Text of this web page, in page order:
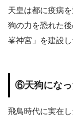
天皇は都に疫病
狗の力を恐れた
峯神宮」を建設し
⑥天狗になっ
飛鳥時代に実在